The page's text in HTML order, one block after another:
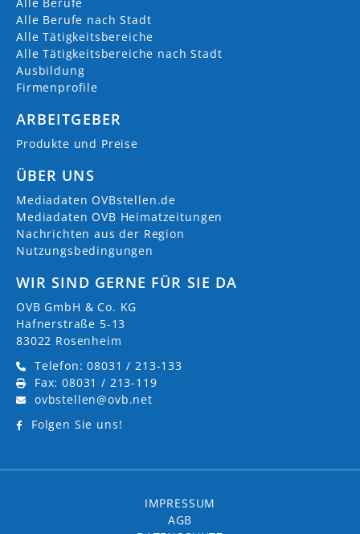
Alle Berufe nach Stadt
Alle Tätigkeitsbereiche
Alle Tätigkeitsbereiche nach Stadt
Ausbildung
Firmenprofile
ARBEITGEBER
Produkte und Preise
ÜBER UNS
Mediadaten OVBstellen.de
Mediadaten OVB Heimatzeitungen
Nachrichten aus der Region
Nutzungsbedingungen
WIR SIND GERNE FÜR SIE DA
OVB GmbH & Co. KG
Hafnerstraße 5-13
83022 Rosenheim
Telefon: 08031 / 213-133
Fax: 08031 / 213-119
ovbstellen@ovb.net
Folgen Sie uns!
IMPRESSUM
AGB